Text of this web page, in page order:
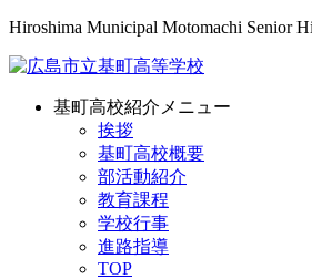
Hiroshima Municipal Motomachi Senior
基町高校紹介メニュー
挨拶
基町高校概要
部活動紹介
教育課程
学校行事
進路指導
TOP